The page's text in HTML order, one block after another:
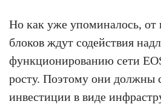
Но как уже упоминалось, от
блоков ждут содействия
функционированию сети
росту. Поэтому они должны
инвестиции в виде